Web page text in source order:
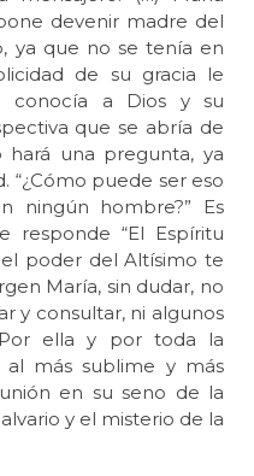
devenir madre del
ya que no se tenía en
de su gracia le
conocía a Dios y su
que se abría de
una pregunta, ya
“¿Cómo puede ser eso
ningún hombre?” Es
responde “El Espíritu
poder del Altísimo te
María, sin dudar, no
y consultar, ni algunos
Por ella y por toda la
al más sublime y más
en su seno de la
y el misterio de la